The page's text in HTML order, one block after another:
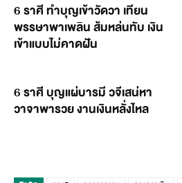
6 ราศี ทำบุญเข้าวัดวา เทียน
พรรษาพาเพลิน ส้มหล่นทับ เงิน
เข้าแบบไม่คาดฝัน
6 ราศี บุญแผ่บารมี วจีเสน่หา
วาจาพารวย งานเงินหลั่งไหล